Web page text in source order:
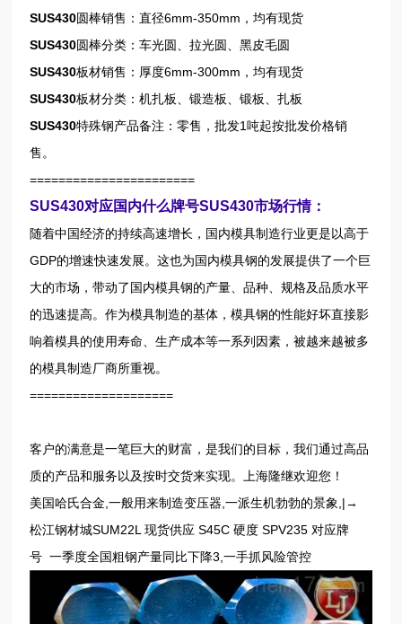
SUS430圆棒销售：直径6mm-350mm，均有现货
SUS430圆棒分类：车光圆、拉光圆、黑皮毛圆
SUS430板材销售：厚度6mm-300mm，均有现货
SUS430板材分类：机扎板、锻造板、锻板、扎板
SUS430特殊钢产品备注：零售，批发1吨起按批发价格销
售。
=======================
SUS430对应国内什么牌号SUS430市场行情：
随着中国经济的持续高速增长，国内模具制造行业更是以高于
GDP的增速快速发展。这也为国内模具钢的发展提供了一个巨
大的市场，带动了国内模具钢的产量、品种、规格及品质水平
的迅速提高。作为模具制造的基体，模具钢的性能好坏直接影
响着模具的使用寿命、生产成本等一系列因素，被越来越被多
的模具制造厂商所重视。
====================
客户的满意是一笔巨大的财富，是我们的目标，我们通过高品
质的产品和服务以及按时交货来实现。上海隆继欢迎您！
美国哈氏合金,一般用来制造变压器,一派生机勃勃的景象,|→
松江钢材城SUM22L 现货供应 S45C 硬度 SPV235 对应牌
号 一季度全国粗钢产量同比下降3,一手抓风险管控